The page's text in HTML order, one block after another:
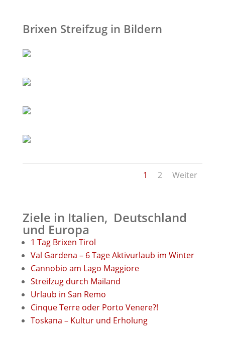
Brixen Streifzug in Bildern
1 2 Weiter
Ziele in Italien, Deutschland
und Europa
1 Tag Brixen Tirol
Val Gardena – 6 Tage Aktivurlaub im Winter
Cannobio am Lago Maggiore
Streifzug durch Mailand
Urlaub in San Remo
Cinque Terre oder Porto Venere?!
Toskana – Kultur und Erholung